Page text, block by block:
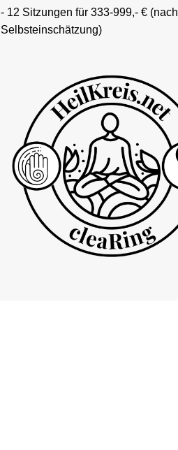
- 12 Sitzungen für 333-999,- € (nach
Selbsteinschätzung)